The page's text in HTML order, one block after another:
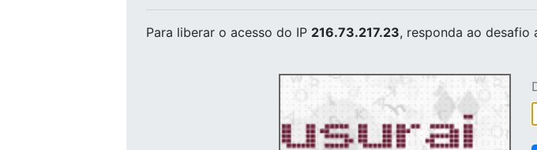
Para liberar o acesso do IP 216.73.217.23, responda ao desafio